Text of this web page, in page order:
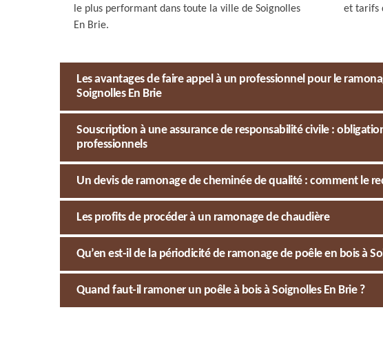
le plus performant dans toute la ville de Soignolles
En Brie.
et tarifs
Les avantages de faire appel à un professionnel pour le
Soignolles En Brie
Souscription à une assurance de responsabilité civile :
professionnels
Un devis de ramonage de cheminée de qualité : comment le
Les profits de procéder à un ramonage de chaudière
Qu’en est-il de la périodicité de ramonage de poêle en bois à
Quand faut-il ramoner un poêle à bois à Soignolles En Brie ?